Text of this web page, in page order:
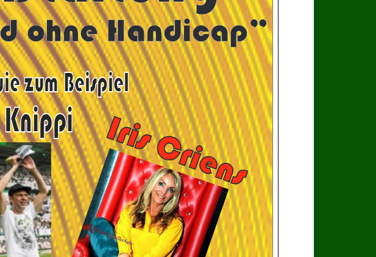
ohne Handicap”
Iris Criens
zum